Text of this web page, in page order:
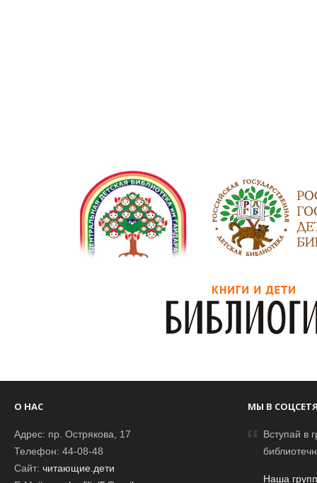
О НАС
Адрес: пр. Острякова, 17
Телефон: 44-08-48
Сайт: читающие.дети
МЫ В
Вступай в
Наша